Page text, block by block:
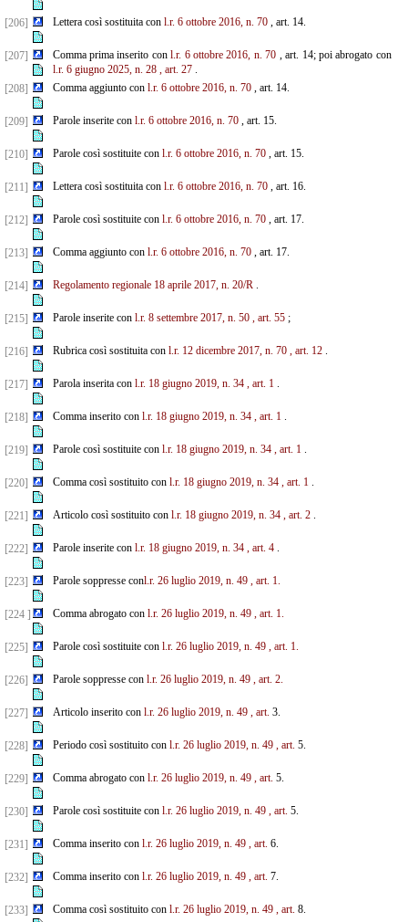
[206] Lettera così sostituita con l.r. 6 ottobre 2016, n. 70, art. 14.
[207] Comma prima inserito conl.r. 6 ottobre 2016, n. 70 , art. 14; poi abrogato con
l.r. 6 giugno 2025, n. 28 , art. 27.
[208]
Comma aggiunto con l.r. 6 ottobre 2016, n. 70, art. 14.
[209] Parole inserite con l.r. 6 ottobre 2016, n. 70, art. 15.
[210] Parole così sostituite con l.r. 6 ottobre 2016, n. 70, art. 15.
[211] Lettera così sostituita con l.r. 6 ottobre 2016, n. 70, art. 16.
[212] Parole così sostituite con l.r. 6 ottobre 2016, n. 70, art. 17.
[213] Comma aggiunto con l.r. 6 ottobre 2016, n. 70, art. 17.
[214] Regolamento regionale 18 aprile 2017, n. 20/R.
[215] Parole inserite con l.r. 8 settembre 2017, n. 50 , art. 55;
[216] Rubrica così sostituita con l.r. 12 dicembre 2017, n. 70 , art. 12.
[217] Parola inserita con l.r. 18 giugno 2019, n. 34 , art. 1.
[218] Comma inserito con l.r. 18 giugno 2019, n. 34 , art. 1.
[219] Parole così sostituite con l.r. 18 giugno 2019, n. 34 , art. 1.
[220] Comma così sostituito con l.r. 18 giugno 2019, n. 34 , art. 1.
[221] Articolo così sostituito con l.r. 18 giugno 2019, n. 34 , art. 2.
[222] Parole inserite con l.r. 18 giugno 2019, n. 34 , art. 4.
[223] Parole soppresse conl.r. 26 luglio 2019, n. 49 , art. 1.
[224 ] Comma abrogato con l.r. 26 luglio 2019, n. 49 , art. 1.
[225] Parole così sostituite con l.r. 26 luglio 2019, n. 49 , art. 1.
[226] Parole soppresse con l.r. 26 luglio 2019, n. 49 , art. 2.
[227] Articolo inserito con l.r. 26 luglio 2019, n. 49 , art. 3.
[228] Periodo così sostituito con l.r. 26 luglio 2019, n. 49 , art. 5.
[229] Comma abrogato con l.r. 26 luglio 2019, n. 49 , art. 5.
[230] Parole così sostituite con l.r. 26 luglio 2019, n. 49 , art. 5.
[231] Comma inserito con l.r. 26 luglio 2019, n. 49 , art. 6.
[232] Comma inserito con l.r. 26 luglio 2019, n. 49 , art. 7.
[233] Comma così sostituito con l.r. 26 luglio 2019, n. 49 , art. 8.